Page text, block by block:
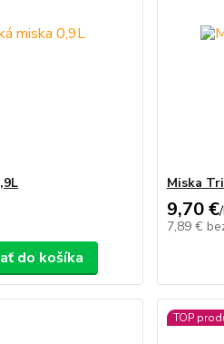
do košíka
Miska
9,70 €/
7,89 €
TOP